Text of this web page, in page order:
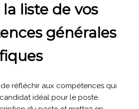
la liste de vos
générales
réfléchir aux compétences qui
idéal pour le poste.